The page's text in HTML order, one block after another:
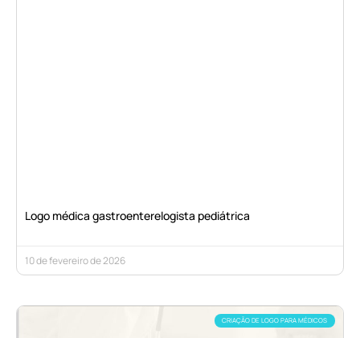
Logo médica gastroenterelogista pediátrica
10 de fevereiro de 2026
CRIAÇÃO DE LOGO PARA MÉDICOS